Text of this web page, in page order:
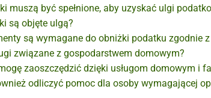
muszą być spełnione, aby uzyskać ulgi
są objęte ulgą?
są wymagane do obniżki podatku zgodnie z
związane z gospodarstwem domowym?
zaoszczędzić dzięki usługom domowym i
odliczyć pomoc dla osoby wymagającej